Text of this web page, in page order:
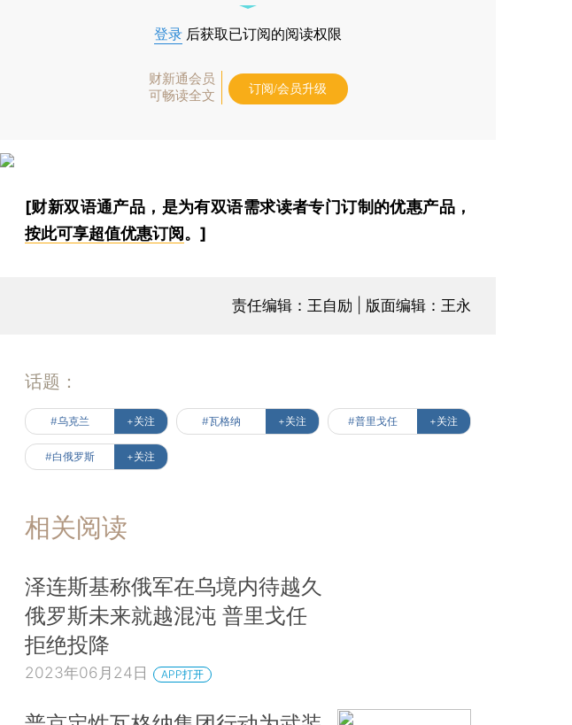
登录 后获取已订阅的阅读权限
财新通会员
可畅读全文
订阅/会员升级
[财新双语通产品，是为有双语需求读者专门订制的优惠产品，
按此可享超值优惠订阅。]
责任编辑：王自励 | 版面编辑：王永
话题：
#乌克兰 +关注 #瓦格纳 +关注 #普里戈任 +关注
#白俄罗斯 +关注
相关阅读
泽连斯基称俄军在乌境内待越久
俄罗斯未来就越混沌 普里戈任
拒绝投降
2023年06月24日 APP打开